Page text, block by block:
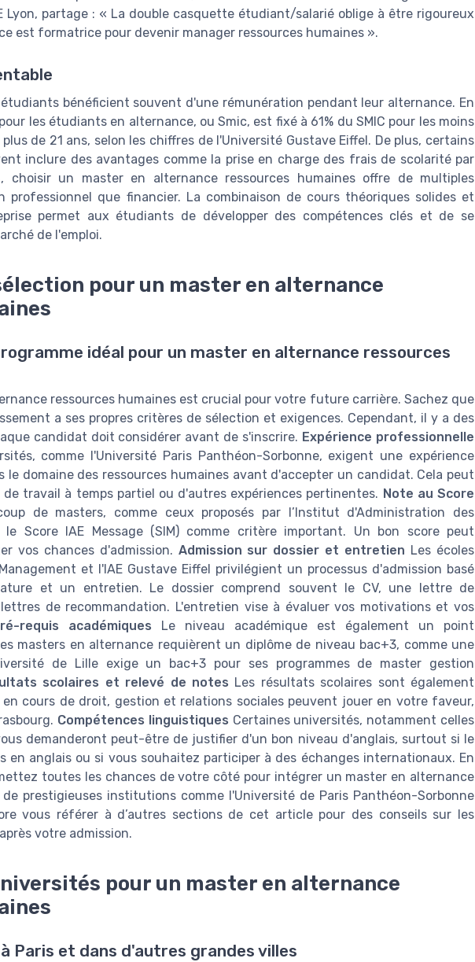
Lyon, partage : « La double casquette étudiant/salarié oblige à être rigoureux
est formatrice pour devenir manager ressources humaines ».
étudiants bénéficient souvent d'une rémunération pendant leur alternance. En
les étudiants en alternance, ou Smic, est fixé à 61% du SMIC pour les moins
de 21 ans, selon les chiffres de l'Université Gustave Eiffel. De plus, certains
inclure des avantages comme la prise en charge des frais de scolarité par
choisir un master en alternance ressources humaines offre de multiples
professionnel que financier. La combinaison de cours théoriques solides et
permet aux étudiants de développer des compétences clés et de se
de l'emploi.
pour un master en alternance
idéal pour un master en alternance ressources
ressources humaines est crucial pour votre future carrière. Sachez que
a ses propres critères de sélection et exigences. Cependant, il y a des
candidat doit considérer avant de s'inscrire. Expérience professionnelle
comme l'Université Paris Panthéon-Sorbonne, exigent une expérience
le domaine des ressources humaines avant d'accepter un candidat. Cela peut
travail à temps partiel ou d'autres expériences pertinentes. Note au Score
de masters, comme ceux proposés par l’Institut d'Administration des
le Score IAE Message (SIM) comme critère important. Un bon score peut
vos chances d'admission. Admission sur dossier et entretien Les écoles
et l'IAE Gustave Eiffel privilégient un processus d'admission basé
et un entretien. Le dossier comprend souvent le CV, une lettre de
de recommandation. L'entretien vise à évaluer vos motivations et vos
requis académiques Le niveau académique est également un point
masters en alternance requièrent un diplôme de niveau bac+3, comme une
de Lille exige un bac+3 pour ses programmes de master gestion
scolaires et relevé de notes Les résultats scolaires sont également
en cours de droit, gestion et relations sociales peuvent jouer en votre faveur,
Compétences linguistiques Certaines universités, notamment celles
demanderont peut-être de justifier d'un bon niveau d'anglais, surtout si le
en anglais ou si vous souhaitez participer à des échanges internationaux. En
toutes les chances de votre côté pour intégrer un master en alternance
prestigieuses institutions comme l'Université de Paris Panthéon-Sorbonne
vous référer à d’autres sections de cet article pour des conseils sur les
votre admission.
pour un master en alternance
Paris et dans d'autres grandes villes